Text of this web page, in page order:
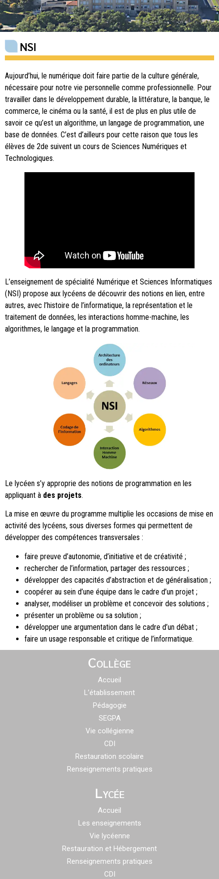
NSI
Aujourd’hui, le numérique doit faire partie de la culture générale,
nécessaire pour notre vie personnelle comme professionnelle. Pour
travailler dans le développement durable, la littérature, la banque, le
commerce, le cinéma ou la santé, il est de plus en plus utile de
savoir ce qu’est un algorithme, un langage de programmation, une
base de données. C’est d’ailleurs pour cette raison que tous les
élèves de 2de suivent un cours de Sciences Numériques et
Technologiques.
L’enseignement de spécialité Numérique et Sciences Informatiques
(NSI) propose aux lycéens de découvrir des notions en lien, entre
autres, avec l’histoire de l’informatique, la représentation et le
traitement de données, les interactions homme-machine, les
algorithmes, le langage et la programmation.
Le lycéen s’y approprie des notions de programmation en les
appliquant à des projets.
La mise en œuvre du programme multiplie les occasions de mise en
activité des lycéens, sous diverses formes qui permettent de
développer des compétences transversales :
faire preuve d’autonomie, d’initiative et de créativité ;
rechercher de l’information, partager des ressources ;
développer des capacités d’abstraction et de généralisation ;
coopérer au sein d’une équipe dans le cadre d’un projet ;
analyser, modéliser un problème et concevoir des solutions ;
présenter un problème ou sa solution ;
développer une argumentation dans le cadre d’un débat ;
faire un usage responsable et critique de l’informatique.
Collège
Accueil
L’établissement
Pédagogie
SEGPA
Vie collégienne
CDI
Restauration scolaire
Renseignements pratiques
Lycée
Accueil
Les enseignements
Vie lycéenne
Restauration et Hébergement
Renseignements pratiques
CDI